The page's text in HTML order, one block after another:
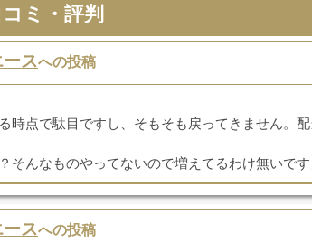
ミ・評判
スへの投稿
時点で駄目ですし、そもそも戻ってきません。
そんなものやってないので増えてるわけ無いです
スへの投稿